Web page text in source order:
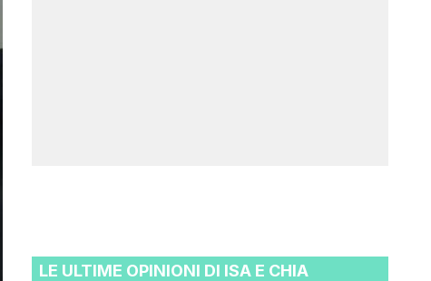
LE ULTIME OPINIONI DI ISA E CHIA